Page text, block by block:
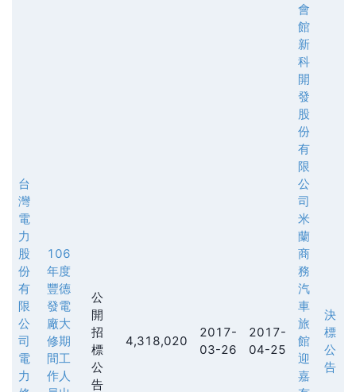
台
灣
電
力
股
份
有
限
公
司
電
力
106
年度
豐德
發電
廠大
修期
間工
作人
公
開
招
標
公
告
4,318,020
2017-
03-26
2017-
04-25
會
館
新
科
開
發
股
份
有
限
公
司
米
蘭
商
務
汽
車
旅
館
迎
嘉
決
標
公
告